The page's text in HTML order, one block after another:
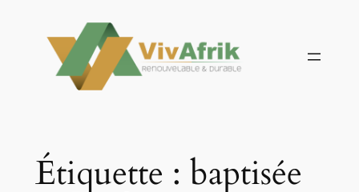
contenu
Étiquette : baptisée